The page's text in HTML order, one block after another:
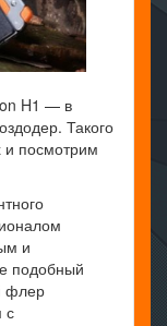
H1 — в
Такого
и посмотрим
и
подобный
флер
с